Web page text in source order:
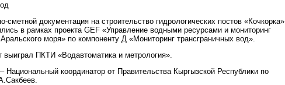
сметной документация на строительство гидрологических постов «Кочкорка»
в рамках проекта GEF «Управление водными ресурсами и мониторинг
моря» по компоненту Д «Мониторинг трансграничных вод».
выиграл ПКТИ «Водавтоматика и метрология».
Национальный координатор от Правительства Кыргызской Республики по